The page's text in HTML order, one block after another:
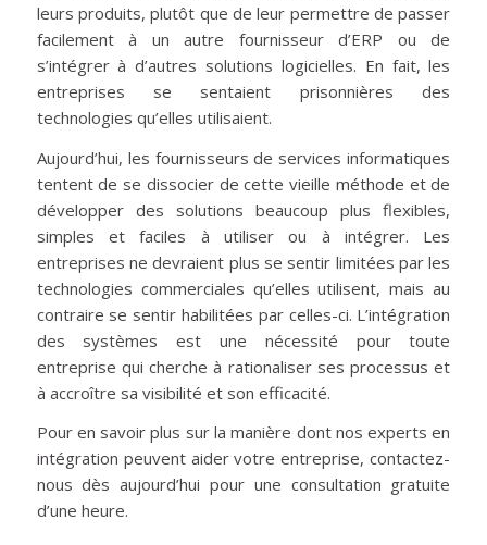
leurs produits, plutôt que de leur permettre de passer
facilement à un autre fournisseur d’ERP ou de
s’intégrer à d’autres solutions logicielles. En fait, les
entreprises se sentaient prisonnières des
technologies qu’elles utilisaient.
Aujourd’hui, les fournisseurs de services informatiques
tentent de se dissocier de cette vieille méthode et de
développer des solutions beaucoup plus flexibles,
simples et faciles à utiliser ou à intégrer. Les
entreprises ne devraient plus se sentir limitées par les
technologies commerciales qu’elles utilisent, mais au
contraire se sentir habilitées par celles-ci. L’intégration
des systèmes est une nécessité pour toute
entreprise qui cherche à rationaliser ses processus et
à accroître sa visibilité et son efficacité.
Pour en savoir plus sur la manière dont nos experts en
intégration peuvent aider votre entreprise, contactez-
nous dès aujourd’hui pour une consultation gratuite
d’une heure.